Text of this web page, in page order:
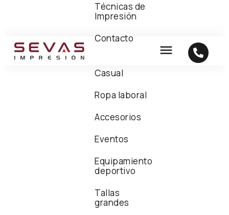
Técnicas de
Impresión
Contacto
Casual
Ropa laboral
Accesorios
Eventos
Equipamiento
deportivo
Tallas
grandes